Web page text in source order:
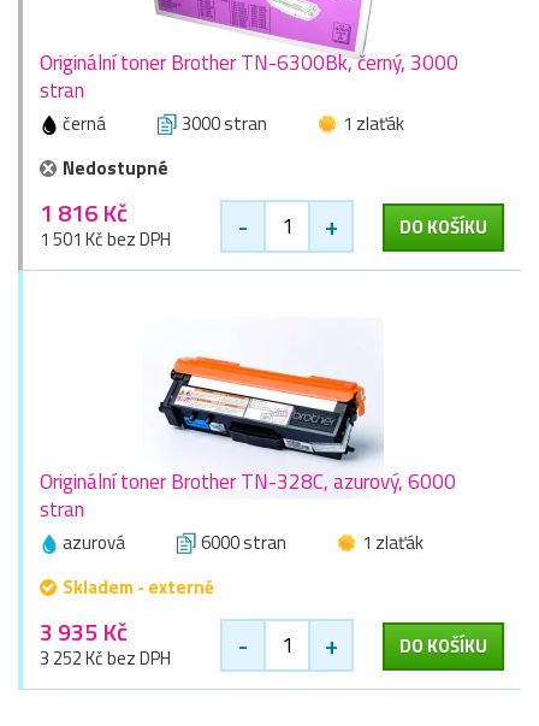
Originální toner Brother TN-6300Bk, černý, 3000
stran
černá 3000 stran
1 zlaťák
Nedostupné
1 816 Kč
1 501 Kč bez DPH - + DO KOŠÍKU
Originální toner Brother TN-328C, azurový, 6000
stran
azurová 6000 stran
1 zlaťák
Skladem - externě
3 935 Kč
3 252 Kč bez DPH - + DO KOŠÍKU